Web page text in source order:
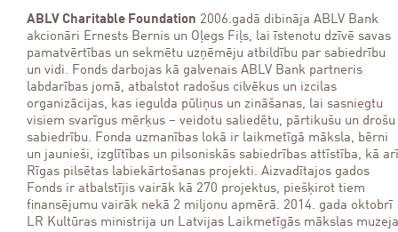
ABLV Charitable Foundation 2006.gadā dibināja ABLV Bank
akcionāri Ernests Bernis un Oļegs Fiļs, lai īstenotu dzīvē savas
pamatvērtības un sekmētu uzņēmēju atbildību par sabiedrību
un vidi. Fonds darbojas kā galvenais ABLV Bank partneris
labdarības jomā, atbalstot radošus cilvēkus un izcilas
organizācijas, kas iegulda pūliņus un zināšanas, lai sasniegtu
visiem svarīgus mērķus – veidotu saliedētu, pārtikušu un drošu
sabiedrību. Fonda uzmanības lokā ir laikmetīgā māksla, bērni
un jaunieši, izglītības un pilsoniskās sabiedrības attīstība, kā arī
Rīgas pilsētas labiekārtošanas projekti. Aizvadītajos gados
Fonds ir atbalstījis vairāk kā 270 projektus, piešķirot tiem
finansējumu vairāk nekā 2 miljonu apmērā. 2014. gada oktobrī
LR Kultūras ministrija un Latvijas Laikmetīgās mākslas muzeja